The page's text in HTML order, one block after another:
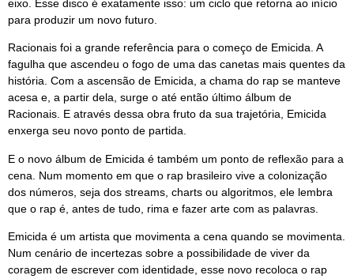
eixo. Esse disco é exatamente isso: um ciclo que retorna ao início
para produzir um novo futuro.
Racionais foi a grande referência para o começo de Emicida. A
fagulha que ascendeu o fogo de uma das canetas mais quentes da
história. Com a ascensão de Emicida, a chama do rap se manteve
acesa e, a partir dela, surge o até então último álbum de
Racionais. E através dessa obra fruto da sua trajetória, Emicida
enxerga seu novo ponto de partida.
E o novo álbum de Emicida é também um ponto de reflexão para a
cena. Num momento em que o rap brasileiro vive a colonização
dos números, seja dos streams, charts ou algoritmos, ele lembra
que o rap é, antes de tudo, rima e fazer arte com as palavras.
Emicida é um artista que movimenta a cena quando se movimenta.
Num cenário de incertezas sobre a possibilidade de viver da
coragem de escrever com identidade, esse novo recoloca o rap